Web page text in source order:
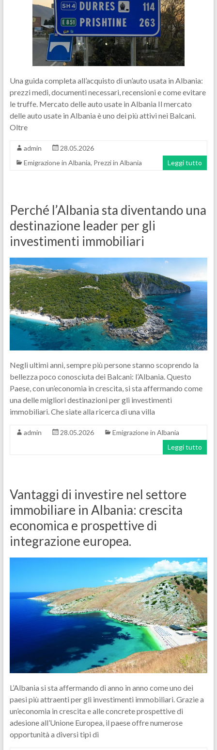
Una guida completa all’acquisto di un’auto usata in Albania:
prezzi medi, documenti necessari, recensioni e come evitare
le truffe. Mercato delle auto usate in Albania Il mercato
delle auto usate in Albania è uno dei più attivi nei Balcani.
Oltre
admin
28.05.2026
Emigrazione in Albania, Prezzi in Albania Leggi tutto
Perché l’Albania sta diventando una
destinazione leader per gli
investimenti immobiliari
Negli ultimi anni, sempre più persone stanno scoprendo la
bellezza poco conosciuta dei Balcani: l’Albania. Questo
Paese, con un’economia in crescita, si sta affermando come
una delle migliori destinazioni per gli investimenti
immobiliari. Che siate alla ricerca di una villa
admin 28.05.2026
Emigrazione in Albania
Leggi tutto
Vantaggi di investire nel settore
immobiliare in Albania: crescita
economica e prospettive di
integrazione europea.
L’Albania si sta affermando di anno in anno come uno dei
paesi più attraenti per gli investimenti immobiliari. Grazie a
un’economia in crescita e alle concrete prospettive di
adesione all’Unione Europea, il paese offre numerose
opportunità a diversi tipi di